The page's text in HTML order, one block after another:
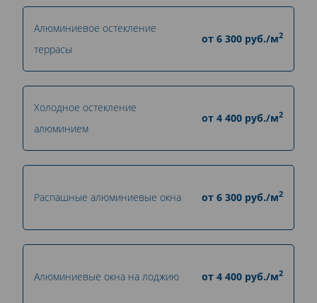
Алюминиевое остекление
террасы
от 6 300 руб./м2
Холодное остекление
алюминием
от 4 400 руб./м2
Распашные алюминиевые окна от 6 300 руб./м2
Алюминиевые окна на лоджию от 4 400 руб./м2